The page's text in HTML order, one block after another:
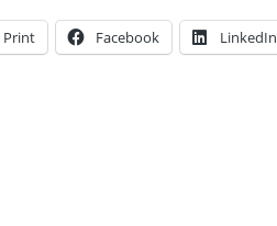
Print Facebook LinkedIn